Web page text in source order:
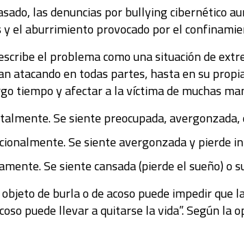
las denuncias por bullying cibernético
el aburrimiento provocado por el
el problema como una situación de
atacando en todas partes, hasta en su
tiempo y afectar a la víctima de muchas
Se siente preocupada,
Se siente avergonzada y pierde
Se siente cansada (pierde el sueño) o
de burla o de acoso puede impedir
puede llevar a quitarse la vida”. Según la